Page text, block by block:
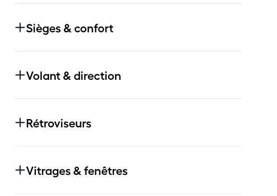
Sièges & confort
Volant & direction
Rétroviseurs
Vitrages & fenêtres